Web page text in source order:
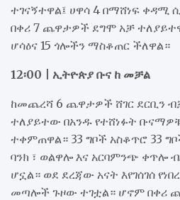
ተገናኝተዋል፤ ሀዋሳ 4 በማሸነፍ ቀዳሚ
በቀሪ 7 ጨዋታዎች ደግሞ አቻ
ሆሳዕና 15 ጎሎችን ማስቆጠር ችለዋል።
12፡00 | ኢትዮጵያ ቡና ከ መቻል
ከመጨረሻ 6 ጨዋታዎች ሸገር ደርቢን
ተለያይተው በአንዱ የተሸነፉት ቡናማዎቹ
ተቀምጠዋል። 33 ግቦች አስቆጥሮ 33
ባንክ ፣ ወልዋሎ እና አርባምንጭ ቀጥሎ
ሆኗል። ወደ ደረጃው አናት እየገሰገሰ
መጣሎች ጉዞው ተገቷል። ሆኖም በቀሪ